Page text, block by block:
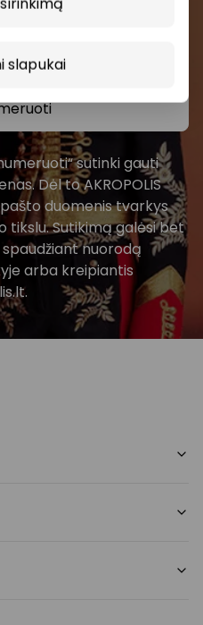
slapukai
sutinki gauti
Dėl to AKROPOLIS
pašto duomenis tvarkys
tikslu. Sutikimą galėsi bet
nuorodą
arba kreipiantis